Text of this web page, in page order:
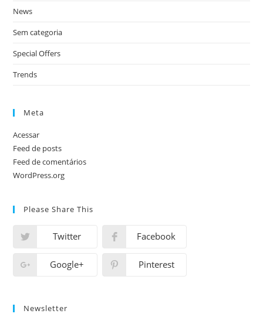
News
Sem categoria
Special Offers
Trends
Meta
Acessar
Feed de posts
Feed de comentários
WordPress.org
Please Share This
Twitter Facebook
Google+ Pinterest
Newsletter